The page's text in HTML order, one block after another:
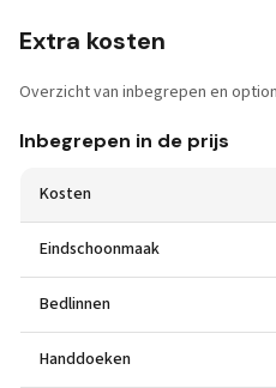
Extra kosten
Overzicht van inbegrepen en
Inbegrepen in de prijs
Kosten
Eindschoonmaak
Bedlinnen
Handdoeken